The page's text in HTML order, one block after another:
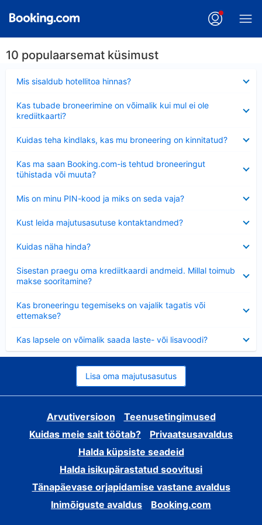
10 populaarsemat küsimust
Mis sisaldub hotellitoa hinnas?
Kas tubade broneerimine on võimalik kui mul ei ole
krediitkaarti?
Kuidas teha kindlaks, kas mu broneering on kinnitatud?
Kas ma saan Booking.com-is tehtud broneeringut
tühistada või muuta?
Mis on minu PIN-kood ja miks on seda vaja?
Kust leida majutusasutuse kontaktandmed?
Kuidas näha hinda?
Sisestan praegu oma krediitkaardi andmeid. Millal toimub
makse sooritamine?
Kas broneeringu tegemiseks on vajalik tagatis või
ettemakse?
Kas lapsele on võimalik saada laste- või lisavoodi?
Lisa oma majutusasutus
Arvutiversioon
Teenusetingimused
Kuidas meie sait töötab?
Privaatsusavaldus
Halda küpsiste seadeid
Halda isikupärastatud soovitusi
Tänapäevase orjapidamise vastane avaldus
Inimõiguste avaldus
Booking.com